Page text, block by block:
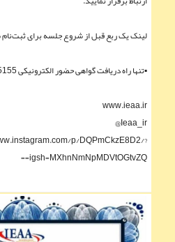
لینک یک ربع قبل از شروع جلسه برای
▪︎تنها راه دریافت گواهی حضور الکترونیکی 09127715155
www.ieaa.ir
Ieaa_ir@
p/DQPmCkzE8D2/?
igsh=MXhnNmNpMDVtOGtvZQ==